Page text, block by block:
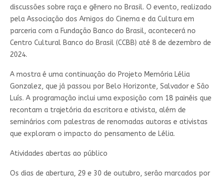
discussões sobre raça e gênero no Brasil. O evento, realizado
pela Associação dos Amigos do Cinema e da Cultura em
parceria com a Fundação Banco do Brasil, acontecerá no
Centro Cultural Banco do Brasil (CCBB) até 8 de dezembro de
2024.
A mostra é uma continuação do Projeto Memória Lélia
Gonzalez, que já passou por Belo Horizonte, Salvador e São
Luís. A programação inclui uma exposição com 18 painéis que
recontam a trajetória da escritora e ativista, além de
seminários com palestras de renomadas autoras e ativistas
que exploram o impacto do pensamento de Lélia.
Atividades abertas ao público
Os dias de abertura, 29 e 30 de outubro, serão marcados por